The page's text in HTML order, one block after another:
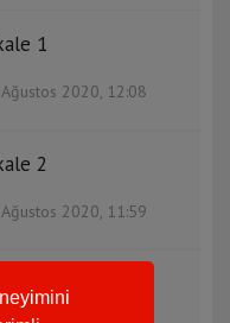
1
2020, 12:08
2
2020, 11:59
3